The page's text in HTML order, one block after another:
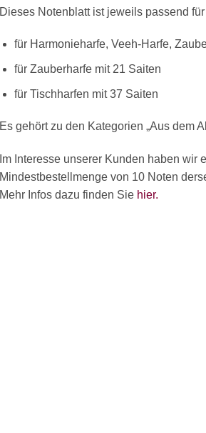
Dieses Notenblatt ist jeweils passend
für Harmonieharfe, Veeh-Harfe,
für Zauberharfe mit 21 Saiten
für Tischharfen mit 37 Saiten
Es gehört zu den Kategorien „Aus dem
Im Interesse unserer Kunden haben wir
Mindestbestellmenge von 10 Noten
Mehr Infos dazu finden Sie hier.